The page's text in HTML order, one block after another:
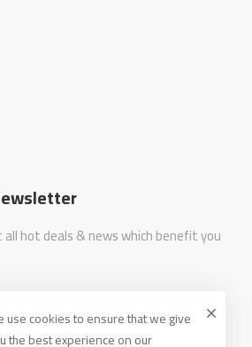
hot deals & news which benefit you
use cookies to ensure that we give
the best experience on our